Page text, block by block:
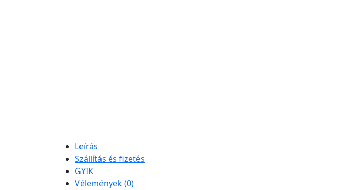
Leírás
Szállítás és fizetés
GYIK
Vélemények (0)